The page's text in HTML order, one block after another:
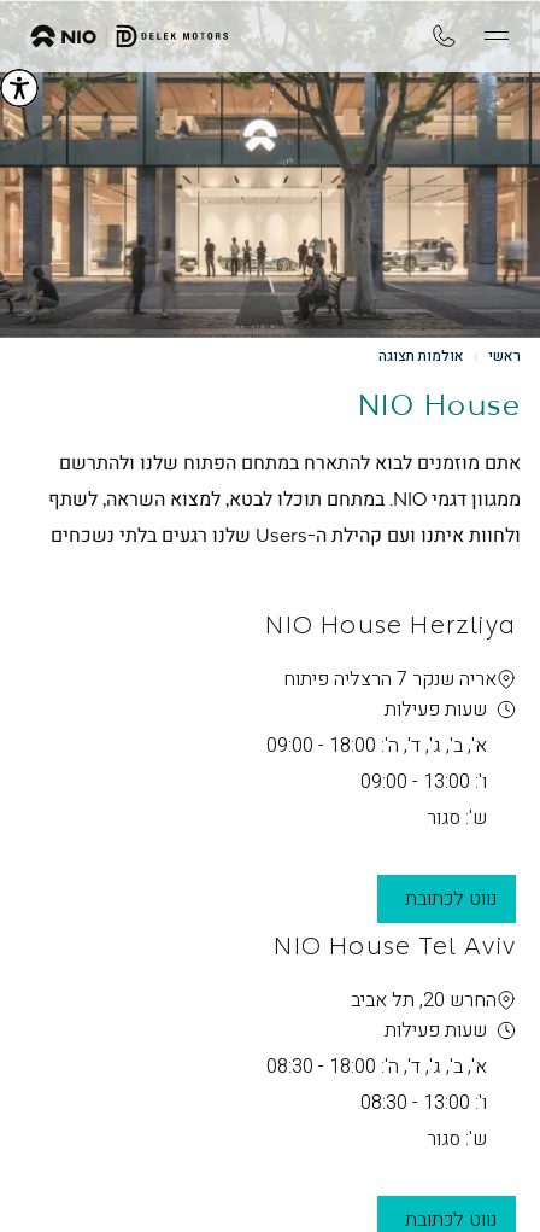
ראשי אולמות תצוגה
NIO House
אתם מוזמנים לבוא להתארח במתחם הפתוח שלנו ולהתרשם
ממגוון דגמי NIO. במתחם תוכלו לבטא, למצוא השראה, לשתף
ולחוות איתנו ועם קהילת ה-Users שלנו רגעים בלתי נשכחים
NIO House Herzliya
אריה שנקר 7 הרצליה פיתוח
שעות פעילות
א', ב', ג', ד', ה': 18:00 - 09:00
ו': 13:00 - 09:00
ש': סגור
נווט לכתובת
NIO House Tel Aviv
החרש 20, תל אביב
שעות פעילות
א', ב', ג', ד', ה': 18:00 - 08:30
ו': 13:00 - 08:30
ש': סגור
נווט לכתובת